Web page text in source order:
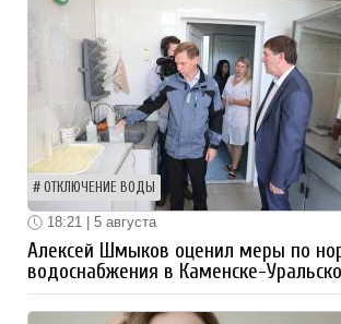
ОТКЛЮЧЕНИЕ ВОДЫ
18:21 | 5 августа
Алексей Шмыков оценил меры по
водоснабжения в Каменске-